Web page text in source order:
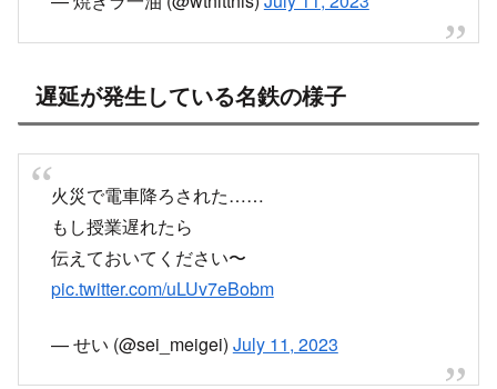
名鉄常滑線大野町駅付近で火災発生。
線路脇なので電車にも影響しそう。
早い鎮火を pic.twitter.com/6s6MnzIpcK
の名を稲穂さとる (@noumilksatoru)
2023
pic.twitter.com/U1J0z7xwnw